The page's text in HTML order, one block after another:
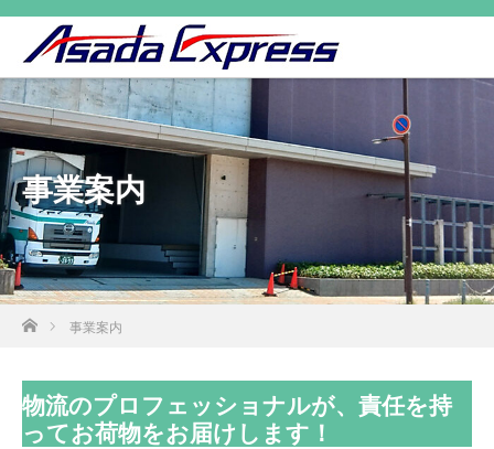
事業案内
ホーム事業案内
物流のプロフェッショナルが、責任を持
ってお荷物をお届けします！